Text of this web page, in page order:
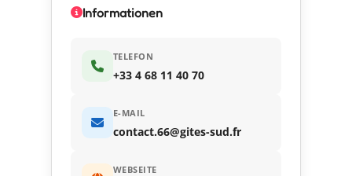
Informationen
TELEFON
+33 4 68 11 40 70
E-MAIL
contact.66@gites-sud.fr
WEBSEITE